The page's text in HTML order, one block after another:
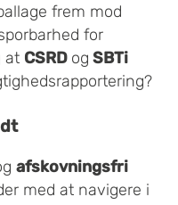
frem mod
for
at CSRD og SBTi
afskovningsfri
med at navigere i